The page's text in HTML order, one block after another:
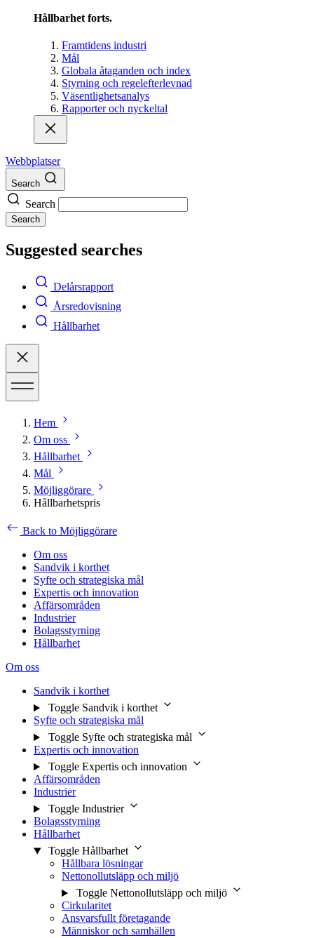
Hållbarhet forts.
Framtidens industri
Mål
Globala åtaganden och index
Styrning och regelefterlevnad
Väsentlighetsanalys
Rapporter och nyckeltal
Webbplatser
Search
Search
Search
Suggested searches
Delårsrapport
Årsredovisning
Hållbarhet
Hem
Om oss
Hållbarhet
Mål
Möjliggörare
Hållbarhetspris
Back to Möjliggörare
Om oss
Sandvik i korthet
Syfte och strategiska mål
Expertis och innovation
Affärsområden
Industrier
Bolagsstyrning
Hållbarhet
Om oss
Sandvik i korthet
Toggle Sandvik i korthet
Syfte och strategiska mål
Toggle Syfte och strategiska mål
Expertis och innovation
Toggle Expertis och innovation
Affärsområden
Industrier
Toggle Industrier
Bolagsstyrning
Hållbarhet
Toggle Hållbarhet
Hållbara lösningar
Nettonollutsläpp och miljö
Toggle Nettonollutsläpp och miljö
Cirkularitet
Ansvarsfullt företagande
Människor och samhällen